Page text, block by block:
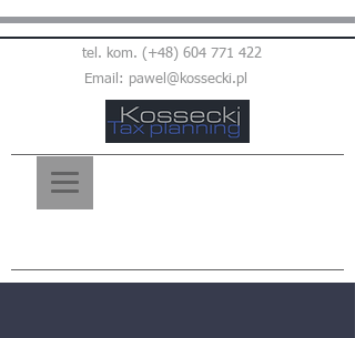
tel. kom. (+48) 604 771 422
Email: pawel@kossecki.pl